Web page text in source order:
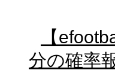
【
分の確率